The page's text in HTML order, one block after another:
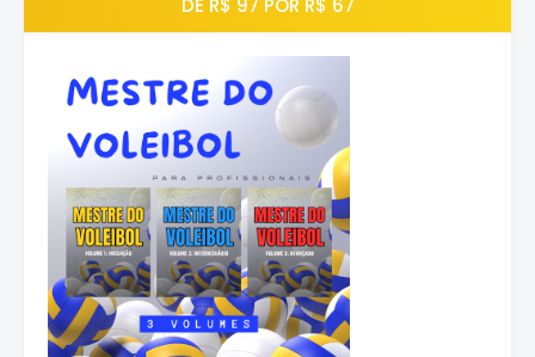
DE R$ 97 POR R$ 67